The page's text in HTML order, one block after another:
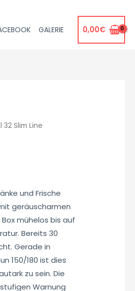
GALERIE 0,00€
Slim Line
und Frische
geräuscharmen
mühelos bis auf
Bereits 30
Gerade in
150/180 ist dies
zu sein. Die
Warnung